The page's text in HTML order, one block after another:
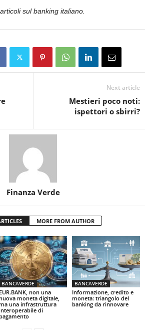
sul banking italiano.
Next article
Mestieri poco noti:
ispettori o sbirri?
Finanza Verde
MORE FROM AUTHOR
BANCAVERDE
EUR.BANK, non una
nuova moneta digitale,
ma una infrastruttura
interoperabile di
pagamento
BANCAVERDE
Informazione, credito e
moneta: triangolo del
banking da rinnovare